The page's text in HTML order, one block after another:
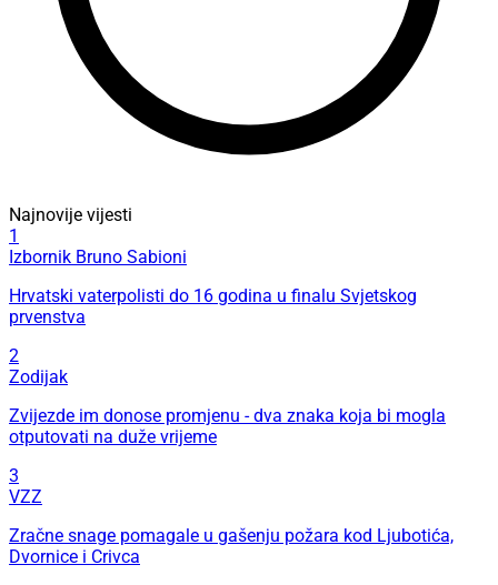
Najnovije vijesti
1
Izbornik Bruno Sabioni
Hrvatski vaterpolisti do 16 godina u finalu Svjetskog
prvenstva
2
Zodijak
Zvijezde im donose promjenu - dva znaka koja bi mogla
otputovati na duže vrijeme
3
VZZ
Zračne snage pomagale u gašenju požara kod Ljubotića,
Dvornice i Crivca